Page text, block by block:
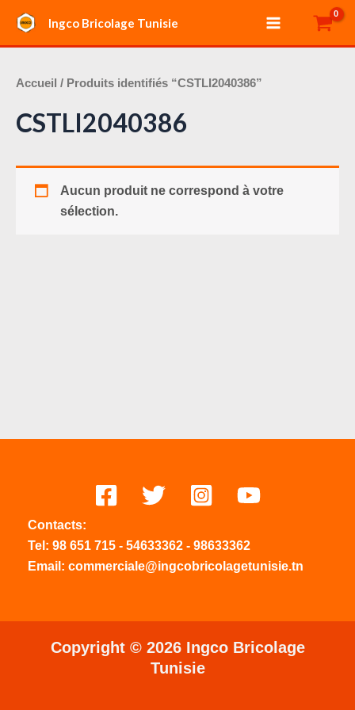
contenu
Ingco Bricolage Tunisie
Main
Menu
Accueil / Produits identifiés “CSTLI2040386”
CSTLI2040386
Aucun produit ne correspond à votre
sélection.
Contacts:
Tel: 98 651 715 - 54633362 - 98633362
Email: commerciale@ingcobricolagetunisie.tn
Copyright © 2026 Ingco Bricolage
Tunisie